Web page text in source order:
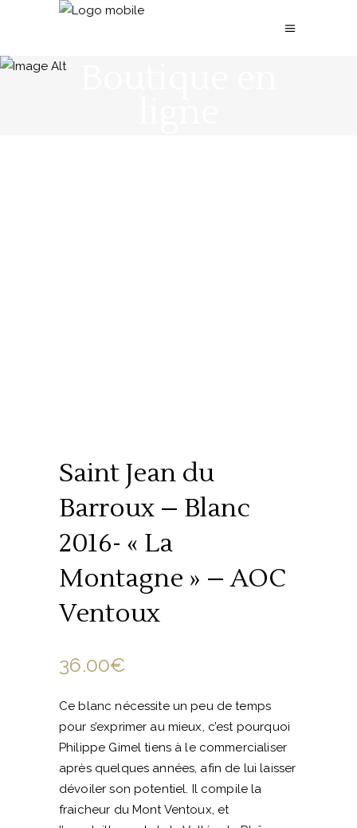
Saint Jean du
Barroux – Blanc
2016- « La
Montagne » – AOC
Ventoux
36.00€
Ce blanc nécessite un peu de temps
pour s’exprimer au mieux, c’est pourquoi
Philippe Gimel tiens à le commercialiser
après quelques années, afin de lui laisser
dévoiler son potentiel. Il compile la
fraicheur du Mont Ventoux, et